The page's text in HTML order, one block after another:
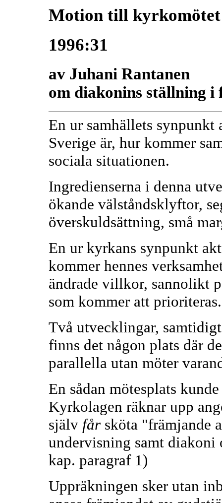
Motion till kyrkomötet
1996:31
av Juhani Rantanen
om diakonins ställning i
En ur samhällets
Sverige är, hur kommer
sociala situationen.
Ingredienserna i denna
ökande välståndsklyftor,
överskuldsättning, små
En ur kyrkans synpunkt
kommer hennes
ändrade villkor, sannolikt
som kommer att prioriteras.
Två utvecklingar,
finns det någon plats där
parallella utan möter
En sådan mötesplats
Kyrkolagen räknar upp
själv får sköta "främjande
undervisning samt
kap. paragraf 1)
Uppräkningen sker utan